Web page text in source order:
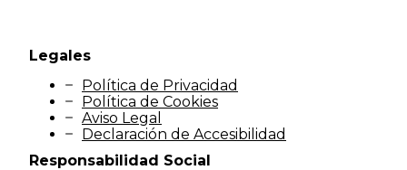
Legales
Política de Privacidad
Política de Cookies
Aviso Legal
Declaración de Accesibilidad
Responsabilidad Social